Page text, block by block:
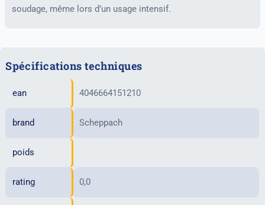
soudage, même lors d’un usage intensif.
Spécifications techniques
ean 4046664151210
brand Scheppach
poids
rating 0,0